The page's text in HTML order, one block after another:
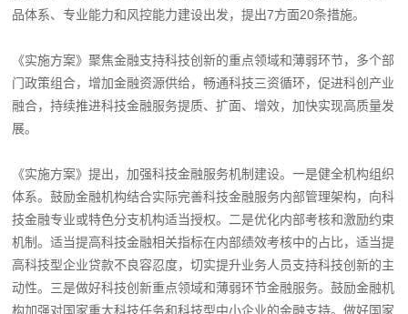
品体系、专业能力和风控能力建设出发，提出7方面20条措施。
《实施方案》聚焦金融支持科技创新的重点领域和薄弱环节，多个部
门政策组合，增加金融资源供给，畅通科技三资循环，促进科创产业
融合，持续推进科技金融服务提质、扩面、增效，加快实现高质量发
展。
《实施方案》提出，加强科技金融服务机制建设。一是健全机构组织
体系。鼓励金融机构结合实际完善科技金融服务内部管理架构，向科
技金融专业或特色分支机构适当授权。二是优化内部考核和激励约束
机制。适当提高科技金融相关指标在内部绩效考核中的占比，适当提
高科技型企业贷款不良容忍度，切实提升业务人员支持科技创新的主
动性。三是做好科技创新重点领域和薄弱环节金融服务。鼓励金融机
构加强对国家重大科技任务和科技型中小企业的金融支持。做好国家